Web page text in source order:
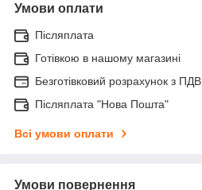
Умови оплати
Післяплата
Готівкою в нашому магазині
Безготівковий розрахунок з ПДВ
Післяплата "Нова Пошта"
Всі умови оплати
Умови повернення